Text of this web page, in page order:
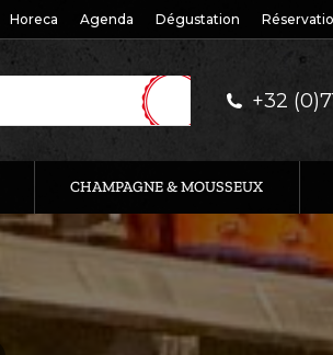
Horeca Agenda Dégustation
+32
CHAMPAGNE & MOUSSEUX